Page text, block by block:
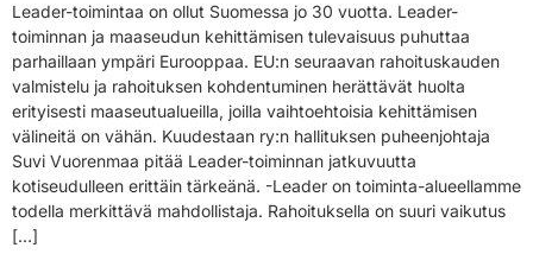
Leader-toimintaa on ollut Suomessa jo 30 vuotta. Leader-
toiminnan ja maaseudun kehittämisen tulevaisuus puhuttaa
parhaillaan ympäri Eurooppaa. EU:n seuraavan rahoituskauden
valmistelu ja rahoituksen kohdentuminen herättävät huolta
erityisesti maaseutualueilla, joilla vaihtoehtoisia kehittämisen
välineitä on vähän. Kuudestaan ry:n hallituksen puheenjohtaja
Suvi Vuorenmaa pitää Leader-toiminnan jatkuvuutta
kotiseudulleen erittäin tärkeänä. -Leader on toiminta-alueellamme
todella merkittävä mahdollistaja. Rahoituksella on suuri vaikutus
[…]